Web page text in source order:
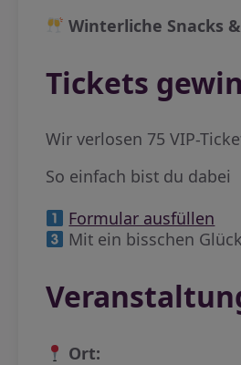
Winterliche Snacks
Tickets
Wir verlosen 75 VIP-
So einfach bist du dabei
Formular ausfüllen
Mit ein bisschen
Ort: